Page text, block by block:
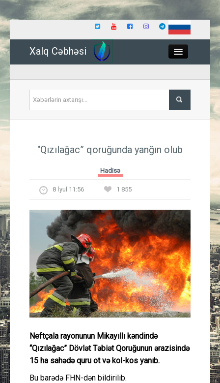
Xalq Cəbhəsi
İqtisadiyyat
Güney Azərbaycan
Mədəniyyət
Müsahibə
İdman
Layihə
Gündəm
"Qızılağac” qoruğunda yanğın olub
Hadisə
8 İyul 11:56 1 855
Neftçala rayonunun Mikayıllı kəndində
“Qızılağac” Dövlət Təbiət Qoruğunun ərazisində
15 ha sahədə quru ot və kol-kos yanıb.
Bu barədə FHN-dən bildirilib.